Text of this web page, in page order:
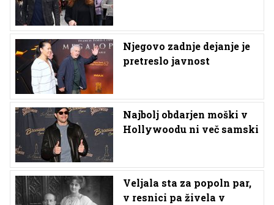
Njegovo zadnje dejanje je
pretreslo javnost
Najbolj obdarjen moški v
Hollywoodu ni več samski
Veljala sta za popoln par,
v resnici pa živela v